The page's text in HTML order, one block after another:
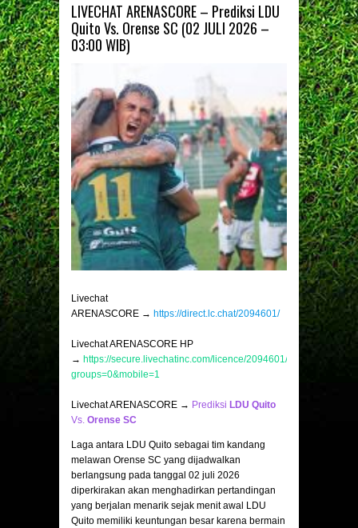
LIVECHAT ARENASCORE – Prediksi LDU
Quito Vs. Orense SC (02 JULI 2026 –
03:00 WIB)
Livechat
ARENASCORE → https://direct.lc.chat/2094601/
Livechat ARENASCORE HP
→ https://secure.livechatinc.com/licence/2094601/v2/
groups=0&mobile=1
Livechat ARENASCORE → Prediksi LDU Quito
Vs. Orense SC
Laga antara LDU Quito sebagai tim kandang
melawan Orense SC yang dijadwalkan
berlangsung pada tanggal 02 juli 2026
diperkirakan akan menghadirkan pertandingan
yang berjalan menarik sejak menit awal LDU
Quito memiliki keuntungan besar karena bermain